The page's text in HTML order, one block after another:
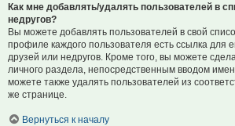
Как мне добавлять/удалять пользователей в
недругов?
Вы можете добавлять пользователей в свой
профиле каждого пользователя есть ссылка для
друзей или недругов. Кроме того, вы можете
личного раздела, непосредственным вводом
можете также удалять пользователей из
же странице.
Вернуться к началу